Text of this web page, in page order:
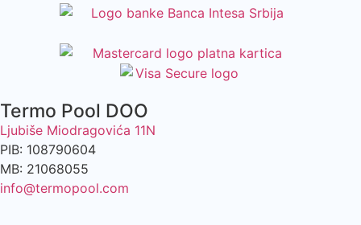
Termo Pool DOO
Ljubiše Miodragovića 11N
PIB: 108790604
MB: 21068055
info@termopool.com